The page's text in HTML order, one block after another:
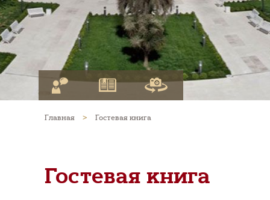
Главная > Гостевая книга
Гостевая книга